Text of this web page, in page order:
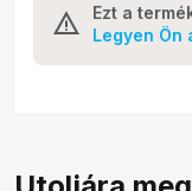
Ezt a
Legyen Ön